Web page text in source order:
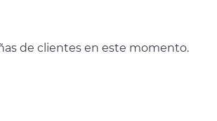
de clientes en este momento.